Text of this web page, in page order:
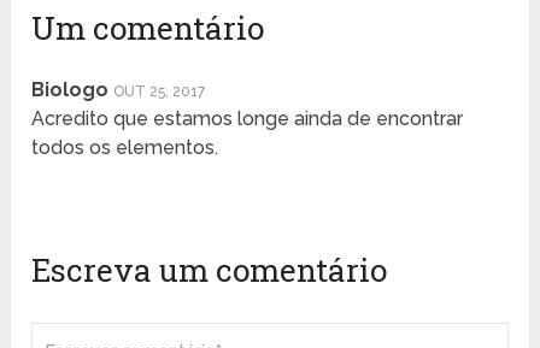
Um comentário
Biologo OUT 25, 2017
Acredito que estamos longe ainda de encontrar
todos os elementos.
Escreva um comentário